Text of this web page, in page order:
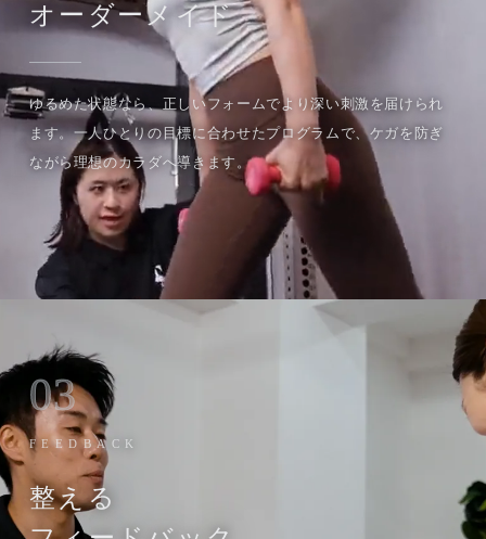
オーダーメイド
ゆるめた状態なら、正しいフォームでより深い刺激を届けられ
ます。一人ひとりの目標に合わせたプログラムで、ケガを防ぎ
ながら理想のカラダへ導きます。
03
FEEDBACK
整える